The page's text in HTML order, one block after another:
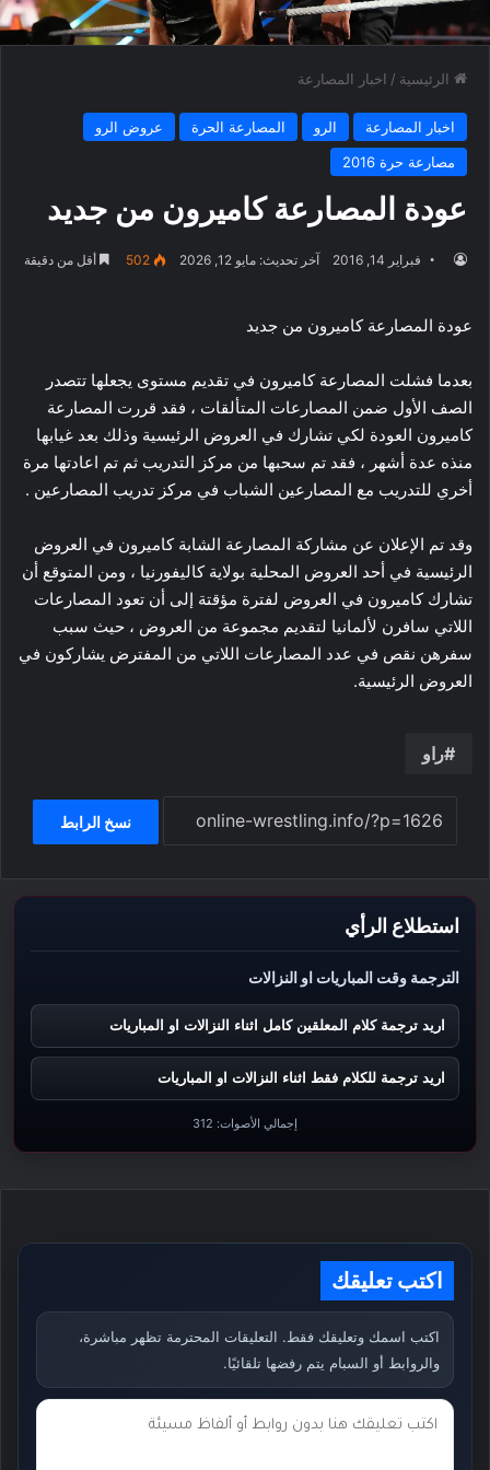
الرئيسية / اخبار المصارعة
اخبار المصارعة الرو المصارعة الحرة
عروض الرو
مصارعة حرة 2016
عودة المصارعة كاميرون من جديد
فبراير 14, 2016 آخر تحديث: مايو 12, 2026 502 أقل من دقيقة
عودة المصارعة كاميرون من جديد
بعدما فشلت المصارعة كاميرون في تقديم مستوى يجعلها تتصدر
الصف الأول ضمن المصارعات المتألقات ، فقد قررت المصارعة
كاميرون العودة لكي تشارك في العروض الرئيسية وذلك بعد غيابها
منذه عدة أشهر ، فقد تم سحبها من مركز التدريب ثم تم اعادتها مرة
أخري للتدريب مع المصارعين الشباب في مركز تدريب المصارعين .
وقد تم الإعلان عن مشاركة المصارعة الشابة كاميرون في العروض
الرئيسية في أحد العروض المحلية بولاية كاليفورنيا ، ومن المتوقع أن
تشارك كاميرون في العروض لفترة مؤقتة إلى أن تعود المصارعات
اللاتي سافرن لألمانيا لتقديم مجموعة من العروض ، حيث سبب
سفرهن نقص في عدد المصارعات اللاتي من المفترض يشاركون في
العروض الرئيسية.
راو
نسخ الرابط
استطلاع الرأي
الترجمة وقت المباريات او النزالات
اريد ترجمة كلام المعلقين كامل اثناء النزالات او المباريات
اريد ترجمة للكلام فقط اثناء النزالات او المباريات
إجمالي الأصوات: 312
اكتب تعليقك
اكتب اسمك وتعليقك فقط. التعليقات المحترمة تظهر مباشرة،
والروابط أو السبام يتم رفضها تلقائيًا.
ت